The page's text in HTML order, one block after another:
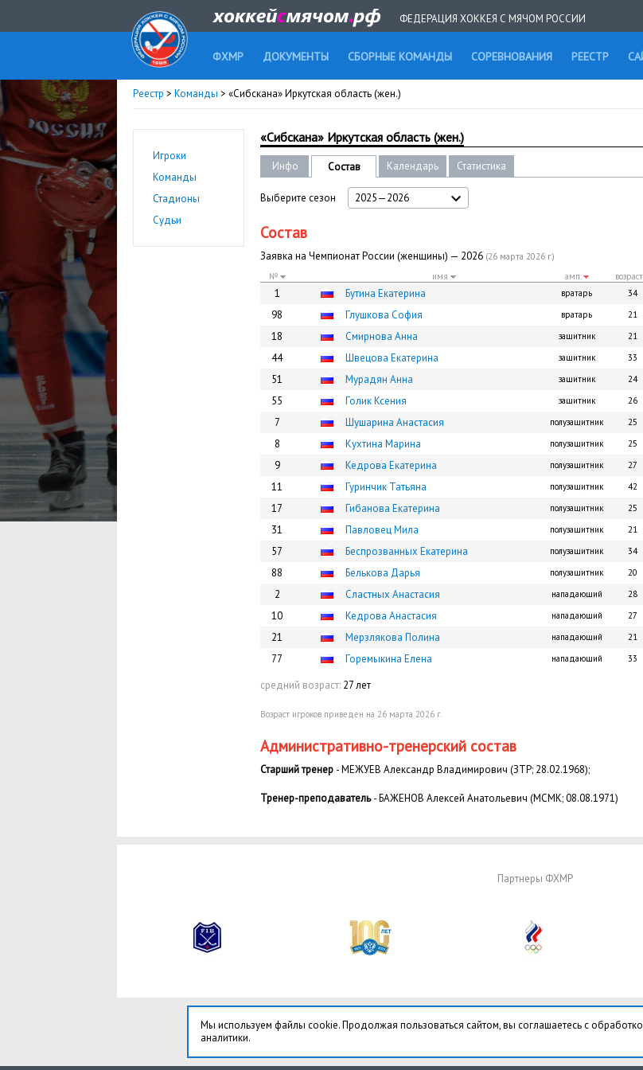
ФЕДЕРАЦИЯ ХОККЕЯ С МЯЧОМ РОССИИ
ФХМР ДОКУМЕНТЫ СБОРНЫЕ КОМАНДЫ СОРЕВНОВАНИЯ РЕЕСТР
Реестр > Команды > «Сибскана» Иркутская область (жен.)
Игроки
Команды
Стадионы
Судьи
«Сибскана» Иркутская область (жен.)
Инфо Состав Календарь Статистика
Выберите сезон 2025—2026
Состав
Заявка на Чемпионат России (женщины) — 2026 (26 марта 2026 г.)
№
имя амп. возраст
1 Бутина Екатерина вратарь 34
98 Глушкова София вратарь 21
18 Смирнова Анна защитник 21
44 Швецова Екатерина защитник 33
51 Мурадян Анна защитник 24
55 Голик Ксения защитник 26
7 Шушарина Анастасия полузащитник 25
8 Кухтина Марина полузащитник 25
9 Кедрова Екатерина полузащитник 27
11 Гуринчик Татьяна полузащитник 42
17 Гибанова Екатерина полузащитник 25
31 Павловец Мила полузащитник 21
57 Беспрозванных Екатерина полузащитник 34
88 Белькова Дарья полузащитник 20
2 Сластных Анастасия нападающий 28
10 Кедрова Анастасия нападающий 27
21 Мерзлякова Полина нападающий 21
77 Горемыкина Елена нападающий 33
средний возраст: 27 лет
Возраст игроков приведен на 26 марта 2026 г.
Административно-тренерский состав
Старший тренер - МЕЖУЕВ Александр Владимирович (ЗТР; 28.02.1968);
Тренер-преподаватель- БАЖЕНОВ Алексей Анатольевич (МСМК; 08.08.1971)
Партнеры ФХМР
Мы используем файлы cookie. Продолжая пользоваться сайтом, вы соглашаетесь с
аналитики.